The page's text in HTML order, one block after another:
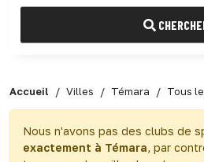
Accueil Villes Témara Tous
Nous n'avons pas des clubs de
exactement à Témara, par